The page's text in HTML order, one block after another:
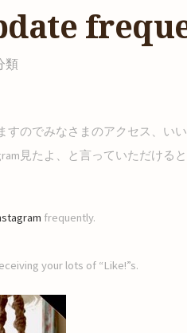
類
すのでみなさまのアクセス、い
見たよ、と言っていただける
frequently.
your lots of “Like!”s.